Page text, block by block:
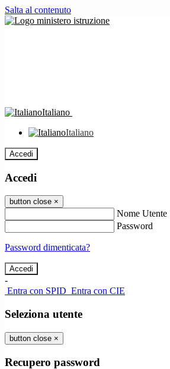
Salta al contenuto
Italiano
Italiano
Accedi
Accedi
button close ×
Nome Utente
Password
Password dimenticata?
-
Entra con SPID Entra con CIE
Seleziona utente
button close ×
Recupero password